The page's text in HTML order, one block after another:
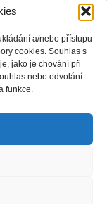
a/nebo přístupu
cookies. Souhlas s
jako je chování při
nebo odvolání
funkce.
ochraně osobních údajů